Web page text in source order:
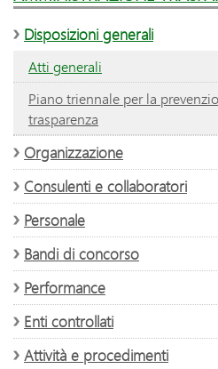
Disposizioni generali
Atti generali
Piano triennale per la
trasparenza
Organizzazione
Consulenti e collaboratori
Personale
Bandi di concorso
Performance
Enti controllati
Attività e procedimenti